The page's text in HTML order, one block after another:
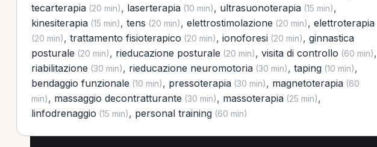
tecarterapia(20 min), laserterapia(10 min), ultrasuonoterapia(15 min),
kinesiterapia(15 min), tens (20 min), elettrostimolazione (20 min), elettroterapia
(20 min), trattamento fisioterapico (20 min), ionoforesi(20 min), ginnastica
posturale (20 min), rieducazione posturale (20 min), visita di controllo (60 min),
riabilitazione (30 min), rieducazione neuromotoria(30 min), taping(10 min),
bendaggio funzionale (10 min), pressoterapia(30 min), magnetoterapia(60
min), massaggio decontratturante (30 min), massoterapia(25 min),
linfodrenaggio (15 min), personal training(60 min)